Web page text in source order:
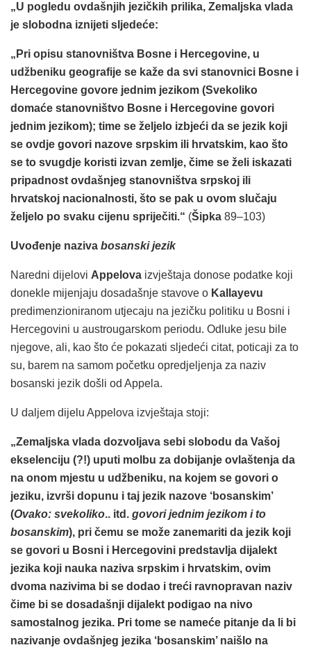
„U pogledu ovdašnjih jezičkih prilika, Zemaljska vlada
je slobodna iznijeti sljedeće:
„Pri opisu stanovništva Bosne i Hercegovine, u
udžbeniku geografije se kaže da svi stanovnici Bosne i
Hercegovine govore jednim jezikom (Svekoliko
domaće stanovništvo Bosne i Hercegovine govori
jednim jezikom); time se željelo izbjeći da se jezik koji
se ovdje govori nazove srpskim ili hrvatskim, kao što
se to svugdje koristi izvan zemlje, čime se želi iskazati
pripadnost ovdašnjeg stanovništva srpskoj ili
hrvatskoj nacionalnosti, što se pak u ovom slučaju
željelo po svaku cijenu spriječiti.“ (Šipka 89–103)
Uvođenje naziva bosanski jezik
Naredni dijelovi Appelova izvještaja donose podatke koji
donekle mijenjaju dosadašnje stavove o Kallayevu
predimenzioniranom utjecaju na jezičku politiku u Bosni i
Hercegovini u austrougarskom periodu. Odluke jesu bile
njegove, ali, kao što će pokazati sljedeći citat, poticaji za to
su, barem na samom početku opredjeljenja za naziv
bosanski jezik došli od Appela.
U daljem dijelu Appelova izvještaja stoji:
„Zemaljska vlada dozvoljava sebi slobodu da Vašoj
ekselenciju (?!) uputi molbu za dobijanje ovlaštenja da
na onom mjestu u udžbeniku, na kojem se govori o
jeziku, izvrši dopunu i taj jezik nazove ‘bosanskim’
(Ovako: svekoliko.. itd. govori jednim jezikom i to
bosanskim), pri čemu se može zanemariti da jezik koji
se govori u Bosni i Hercegovini predstavlja dijalekt
jezika koji nauka naziva srpskim i hrvatskim, ovim
dvoma nazivima bi se dodao i treći ravnopravan naziv
čime bi se dosadašnji dijalekt podigao na nivo
samostalnog jezika. Pri tome se nameće pitanje da li bi
nazivanje ovdašnjeg jezika ‘bosanskim’ naišlo na